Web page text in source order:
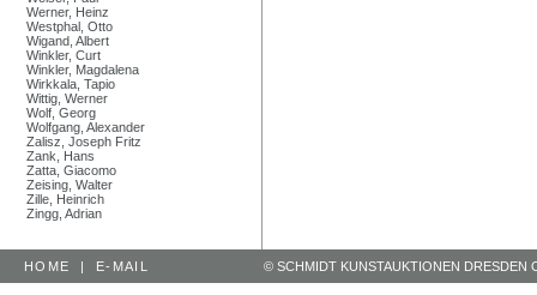
Werner, Heinz
Westphal, Otto
Wigand, Albert
Winkler, Curt
Winkler, Magdalena
Wirkkala, Tapio
Wittig, Werner
Wolf, Georg
Wolfgang, Alexander
Zalisz, Joseph Fritz
Zank, Hans
Zatta, Giacomo
Zeising, Walter
Zille, Heinrich
Zingg, Adrian
HOME | E-MAIL © SCHMIDT KUNSTAUKTIONEN DRESDEN